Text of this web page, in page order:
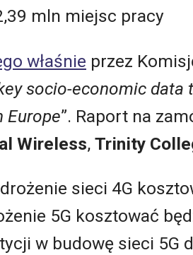
mln miejsc pracy
właśnie przez
socio-economic data
Europe”. Raport na
Wireless, Trinity
sieci 4G
5G kosztować
w budowę sieci 5G